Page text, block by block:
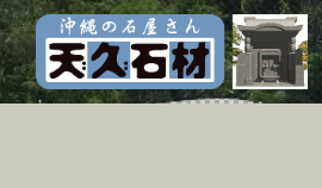
Skip
to
content